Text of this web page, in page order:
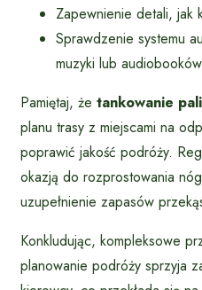
Zapewnienie detali, jak
Sprawdzenie systemu
muzyki lub audiobooków
Pamiętaj, że tankowanie
planu trasy z miejscami na
poprawić jakość podróży.
okazją do rozprostowania
uzupełnienie zapasów
Konkludując, kompleksowe
planowanie podróży sprzyja